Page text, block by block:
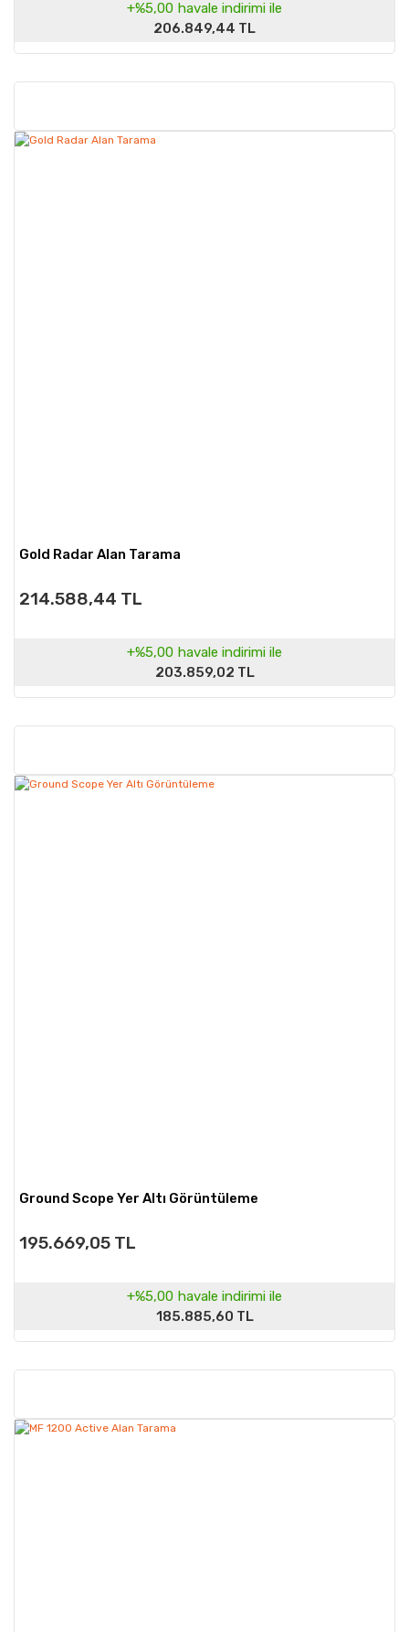
+%5,00 havale indirimi ile
206.849,44 TL
Gold Radar Alan Tarama
214.588,44 TL
+%5,00 havale indirimi ile
203.859,02 TL
Ground Scope Yer Altı Görüntüleme
195.669,05 TL
+%5,00 havale indirimi ile
185.885,60 TL